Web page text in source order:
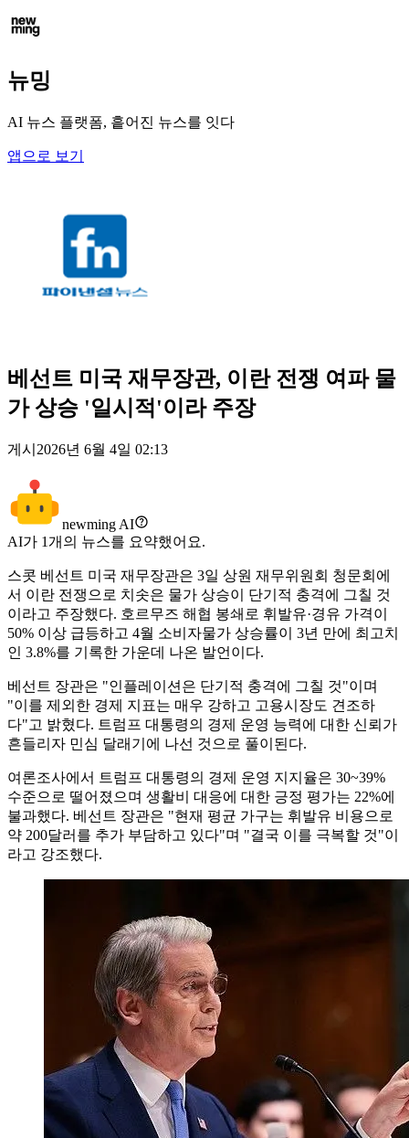
뉴밍
AI 뉴스 플랫폼, 흩어진 뉴스를 잇다
앱으로 보기
베선트 미국 재무장관, 이란 전쟁 여파 물
가 상승 '일시적'이라 주장
게시 2026년 6월 4일 02:13
newming AI
AI가 1개의 뉴스를 요약했어요.
스콧 베선트 미국 재무장관은 3일 상원 재무위원회 청문회에
서 이란 전쟁으로 치솟은 물가 상승이 단기적 충격에 그칠 것
이라고 주장했다. 호르무즈 해협 봉쇄로 휘발유·경유 가격이
50% 이상 급등하고 4월 소비자물가 상승률이 3년 만에 최고치
인 3.8%를 기록한 가운데 나온 발언이다.
베선트 장관은 "인플레이션은 단기적 충격에 그칠 것"이며
"이를 제외한 경제 지표는 매우 강하고 고용시장도 견조하
다"고 밝혔다. 트럼프 대통령의 경제 운영 능력에 대한 신뢰가
흔들리자 민심 달래기에 나선 것으로 풀이된다.
여론조사에서 트럼프 대통령의 경제 운영 지지율은 30~39%
수준으로 떨어졌으며 생활비 대응에 대한 긍정 평가는 22%에
불과했다. 베선트 장관은 "현재 평균 가구는 휘발유 비용으로
약 200달러를 추가 부담하고 있다"며 "결국 이를 극복할 것"이
라고 강조했다.